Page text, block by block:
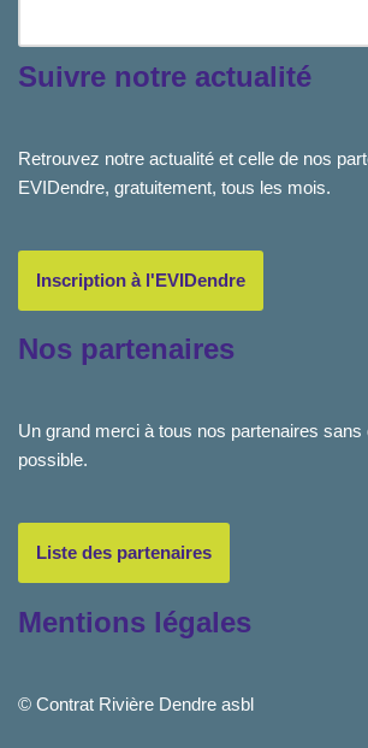
Suivre notre actualité
Retrouvez notre actualité et celle de nos
EVIDendre, gratuitement, tous les mois.
Inscription à l'EVIDendre
Nos partenaires
Un grand merci à tous nos partenaires sans
possible.
Liste des partenaires
Mentions légales
© Contrat Rivière Dendre asbl